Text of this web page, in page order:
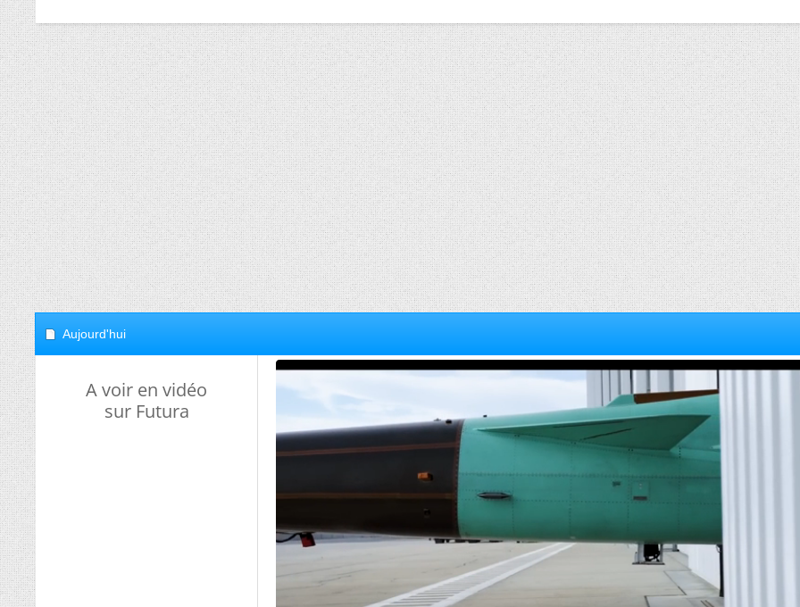
Aujourd'hui
A voir en vidéo
sur Futura